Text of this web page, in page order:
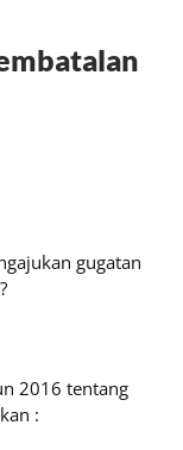
gugatan
2016 tentang
: